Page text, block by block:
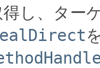
し、ター